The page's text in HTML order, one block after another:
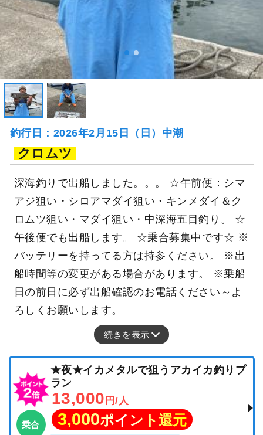
釣行日：2026年2月15日（日）中潮
クロムツ
深海釣りで出船しました。。。 ☆午前便：シマ
アジ狙い・シロアマダイ狙い・キンメダイ＆ク
ロムツ狙い・マダイ狙い・中深海五目釣り。 ☆
午後便でも出船します。 ☆乗合募集中です☆ ※
バッテリーを持ってる方は持参ください。 ※出
船時間等の変更がある場合があります。 ※乗船
日の前日に必ず出船確認のお電話ください～よ
ろしくお願いします。
続きを表示
乗合
★夜★イカメタルで狙うアカイカ釣りプ
ラン
13,000 円/人
3,000ポイント還元